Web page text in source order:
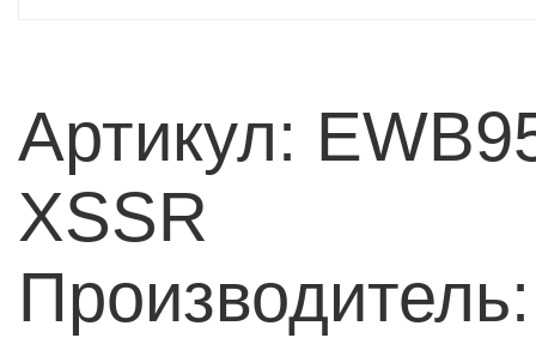
Артикул:
XSSR